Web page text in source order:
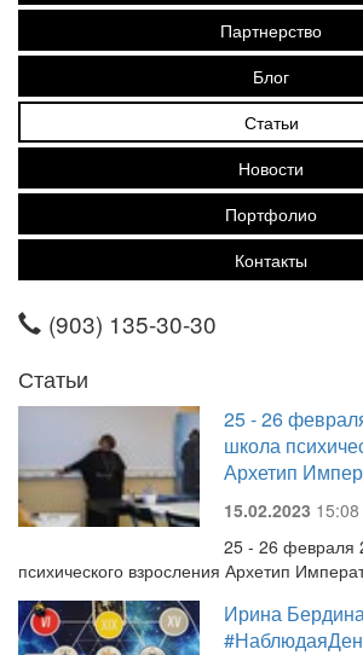
Партнерство
Блог
Статьи
Новости
Портфолио
Контакты
(903) 135-30-30
Статьи
25 - 26
школа
Архетип
15.02.2023 15:08
25 - 26 февраля
психического взросления Архетип
Ирина